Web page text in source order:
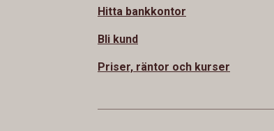
Hitta bankkontor
Bli kund
Priser, räntor och kurser